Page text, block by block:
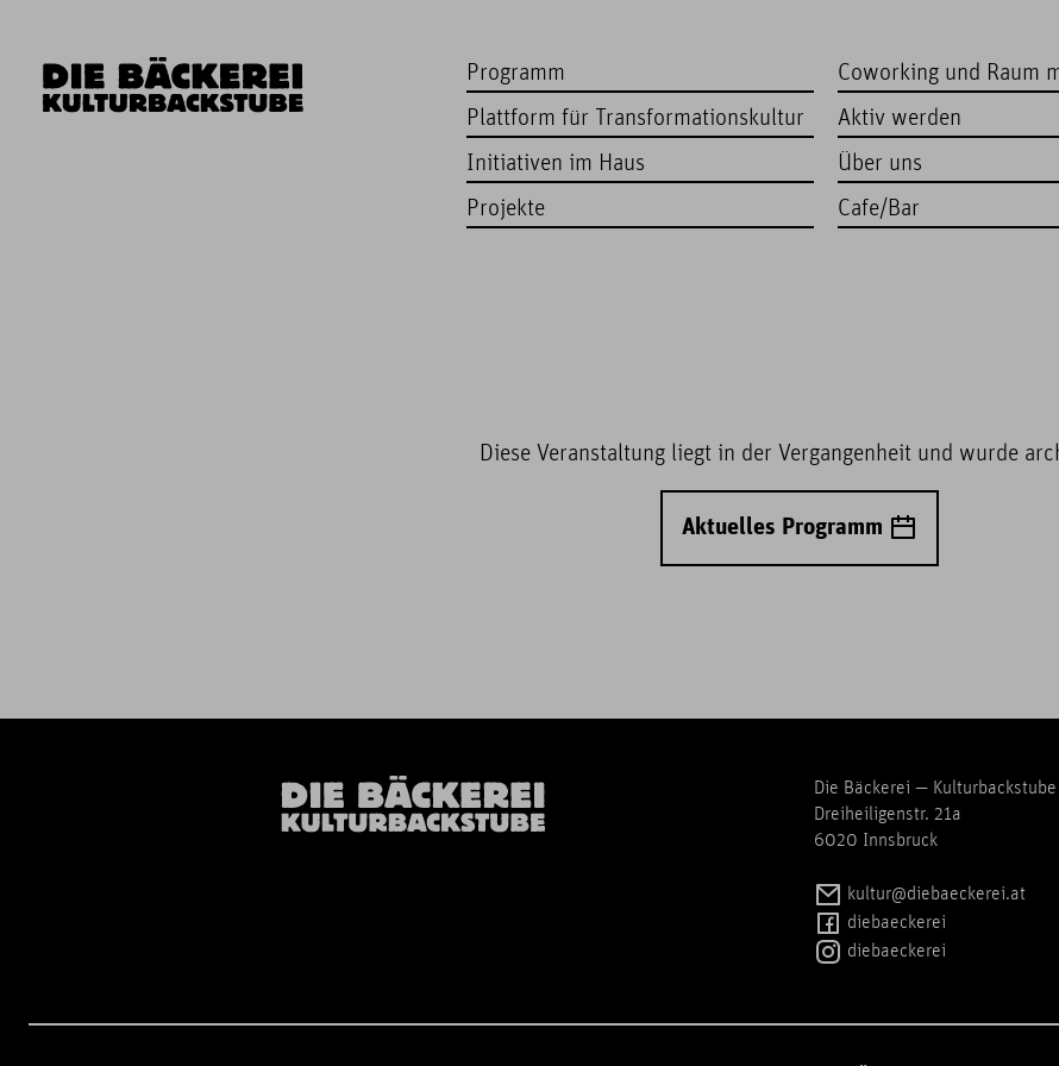
Programm
Plattform für Transformationskultur
Initiativen im Haus
Projekte
Coworking und Raum
Aktiv werden
Über uns
Cafe/Bar
Diese Veranstaltung liegt in der Vergangenheit und wurde
Aktuelles Programm
Die Bäckerei — Kulturbackstube
Dreiheiligenstr. 21a
6020 Innsbruck
kultur@diebaeckerei.at
diebaeckerei
diebaeckerei